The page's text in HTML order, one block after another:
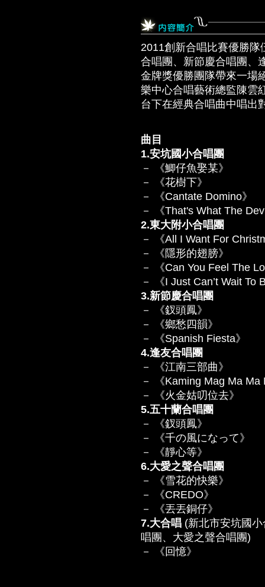
2011創新合唱比賽優勝
合唱團、新節慶合唱團、
金牌獎優勝團隊帶來一場
樂中心合唱藝術總監陳雲
台下在經典合唱曲中唱出
曲目
1.安坑國小合唱團
－ 《鯽仔魚娶某》
－ 《花樹下》
－ 《Cantate Domino》
－ 《That's What The
2.東大附小合唱團
－ 《All I Want For
－ 《隱形的翅膀》
－ 《Can You Feel The
－ 《I Just Can’t Wait To
3.新節慶合唱團
－ 《釵頭鳳》
－ 《鄉愁四韻》
－ 《Spanish Fiesta》
4.逢友合唱團
－ 《江南三部曲》
－ 《Kaming Mag Ma Ma
－ 《火金姑叨位去》
5.五十蘭合唱團
－ 《釵頭鳳》
－ 《千の風になって》
－ 《靜心等》
6.大愛之聲合唱團
－ 《雪花的快樂》
－ 《CREDO》
－ 《丟丟銅仔》
7.大合唱 (新北市安坑國
唱團、大愛之聲合唱團)
－ 《回憶》